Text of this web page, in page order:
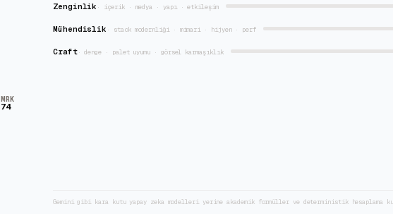
MRK
74
Zenginlik · içerik · medya · yapı · etkileşim
Mühendislik · stack modernliği · mimari · hijyen · perf
Craft·denge · palet uyumu · görsel karmaşıklık
Gemini gibi kara kutu yapay zeka modelleri yerine akademik formüller ve deterministik hesaplama